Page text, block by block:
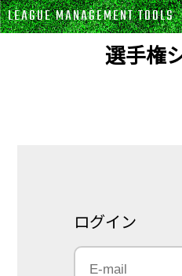
LEAGUE MANAGEMENT TOOLS
選手権
ログイン